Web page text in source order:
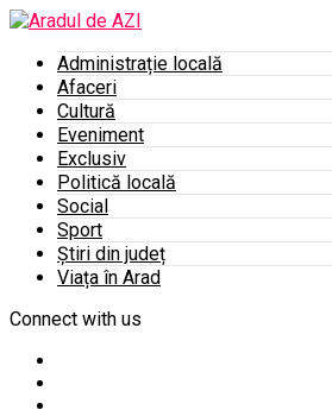
Administrație locală
Afaceri
Cultură
Eveniment
Exclusiv
Politică locală
Social
Sport
Știri din județ
Viața în Arad
Connect with us